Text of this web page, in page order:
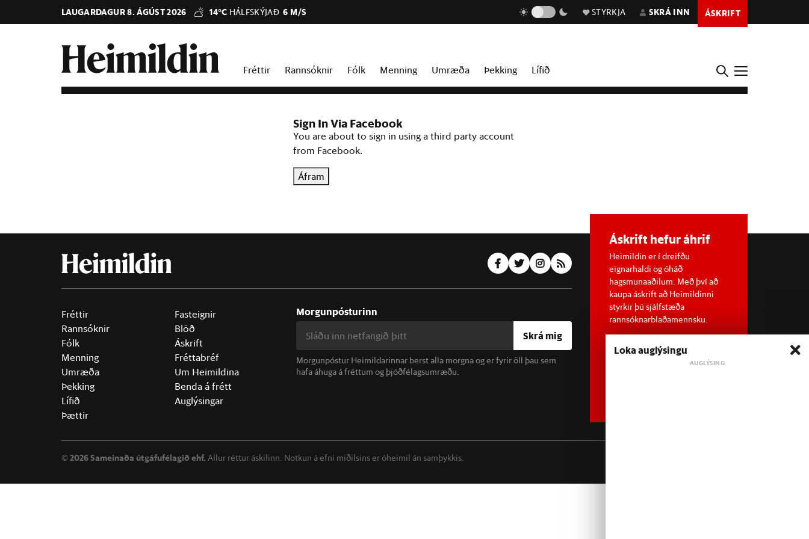
LAUGARDAGUR 8. ÁGÚST 2026 14°C HÁLFSKÝJAÐ 6 M/S STYRKJA SKRÁ INN ÁSKRIFT
Fréttir Rannsóknir Fólk Menning Umræða Þekking Lífið
Sign In Via Facebook
You are about to sign in using a third party account
from Facebook.
Áfram
Fréttir
Rannsóknir
Fólk
Menning
Umræða
Þekking
Lífið
Þættir
Fasteignir
Blöð
Áskrift
Fréttabréf
Um Heimildina
Benda á frétt
Auglýsingar
Morgunpósturinn
Skrá mig
Morgunpóstur Heimildarinnar berst alla morgna og er fyrir öll þau sem
hafa áhuga á fréttum og þjóðfélagsumræðu.
Áskrift hefur áhrif
Heimildin er í dreifðu
eignarhaldi og óháð
hagsmunaaðilum. Með því að
kaupa áskrift að Heimildinni
styrkir þú sjálfstæða
rannsóknarblaðamennsku.
©2026 Sameinaða útgáfufélagið ehf. Allur réttur áskilinn. Notkun á efni miðilsins er óheimil án samþykkis.
Loka auglýsingu